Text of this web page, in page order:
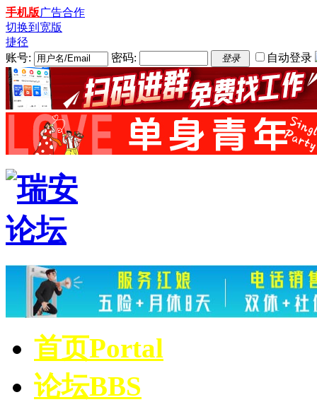
手机版广告合作
切换到宽版
捷径
账号:
密码: 登录 自动登录
首页Portal
论坛BBS